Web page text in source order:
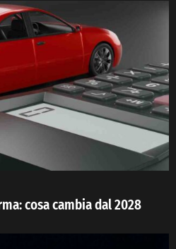
cosa cambia dal 2028